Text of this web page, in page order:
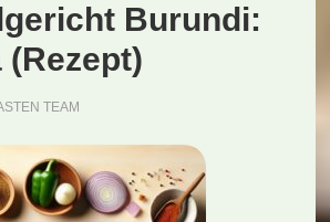
Burundi:
(Rezept)
TEAM